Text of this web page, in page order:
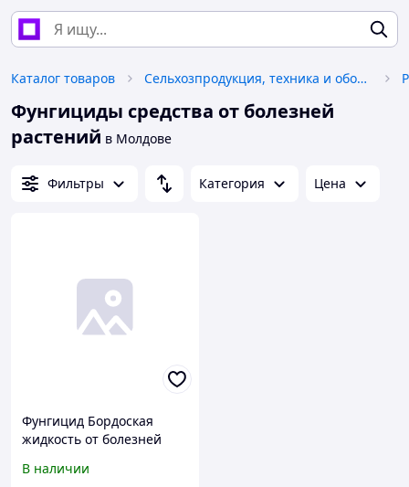
Каталог товаров Сельхозпродукция, техника и оборудование
Фунгициды средства от болезней
растений в Молдове
Фильтры Категория Цена
Фунгицид Бордоская
жидкость от болезней
В наличии